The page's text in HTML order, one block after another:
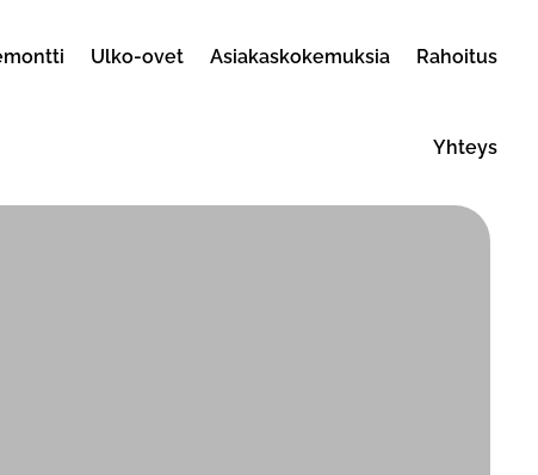
Ulko-ovet Asiakaskokemuksia Rahoitus
Yhteys